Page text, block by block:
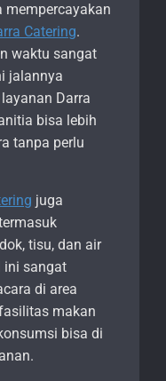
mempercayakan
Catering.
waktu sangat
jalannya
Darra
bisa lebih
tanpa perlu
juga
tisu, dan air
ini sangat
di area
makan
bisa di